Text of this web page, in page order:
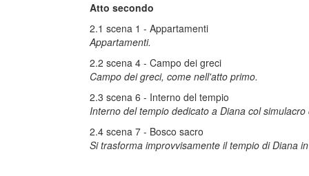
Atto secondo
2.1 scena 1 - Appartamenti
Appartamenti.
2.2 scena 4 - Campo dei greci
Campo dei greci, come nell'atto primo.
2.3 scena 6 - Interno del tempio
Interno del tempio dedicato a Diana col
2.4 scena 7 - Bosco sacro
Si trasforma improvvisamente il tempio di Diana